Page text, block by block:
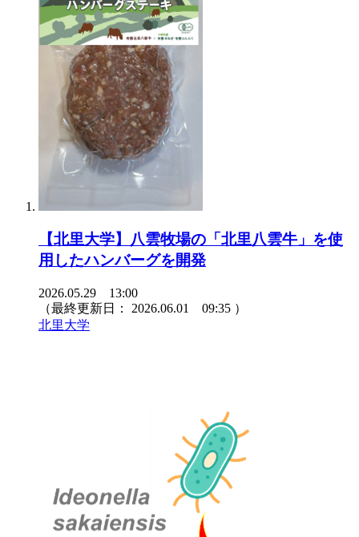
【北里大学】八雲牧場の「北里八雲牛」を使
用したハンバーグを開発
2026.05.29 13:00
（最終更新日： 2026.06.01 09:35 ）
北里大学